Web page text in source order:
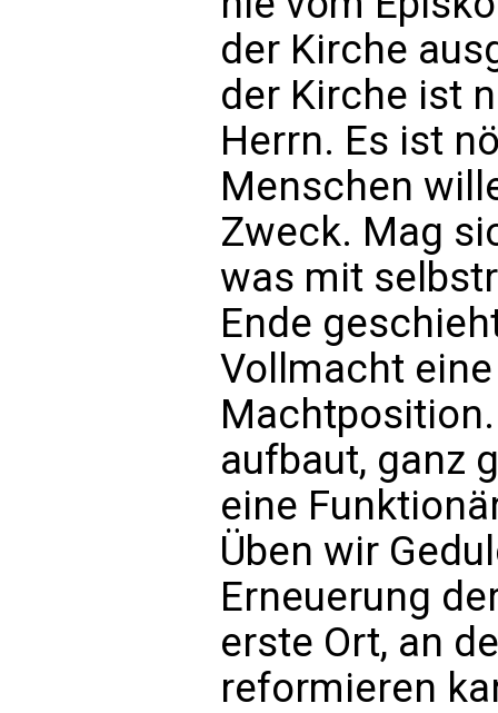
der Kirche
der Kirche ist
Herrn. Es ist
Menschen
Zweck. Mag
was mit
Ende
Vollmacht
aufbaut, ganz
eine
Üben wir
Erneuerung
erste Ort, an
reformieren